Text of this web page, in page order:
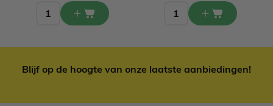
Blijf op de hoogte van onze laatste aanbiedingen!